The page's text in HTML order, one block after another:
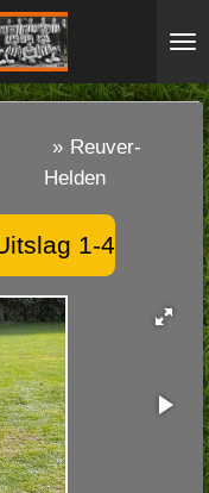
» Reuver-
Helden
1-4